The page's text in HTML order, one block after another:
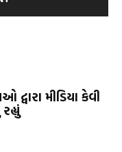
મીડિયા કેવી